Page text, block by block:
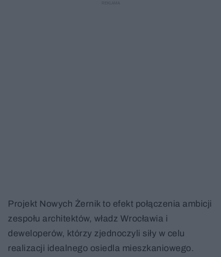
Projekt Nowych Żernik to efekt połączenia ambicji
zespołu architektów, władz Wrocławia i
deweloperów, którzy zjednoczyli siły w celu
realizacji idealnego osiedla mieszkaniowego.